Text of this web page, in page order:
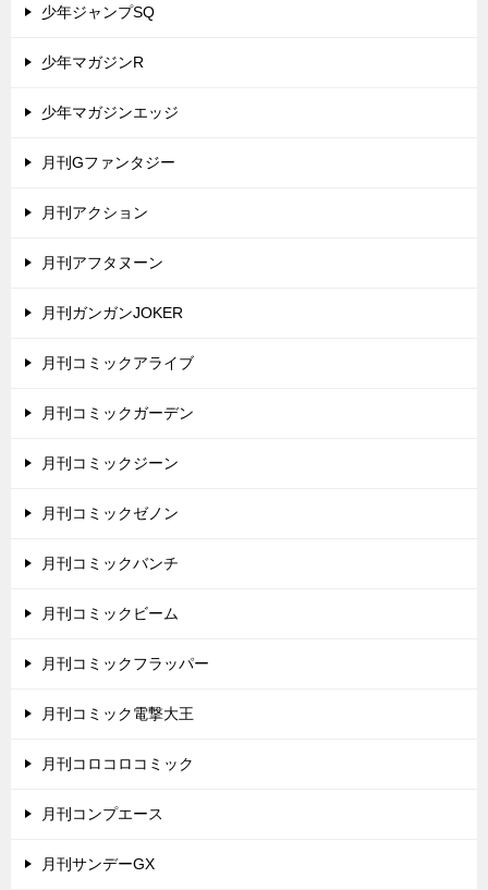
少年ジャンプSQ
少年マガジンR
少年マガジンエッジ
月刊Gファンタジー
月刊アクション
月刊アフタヌーン
月刊ガンガンJOKER
月刊コミックアライブ
月刊コミックガーデン
月刊コミックジーン
月刊コミックゼノン
月刊コミックバンチ
月刊コミックビーム
月刊コミックフラッパー
月刊コミック電撃大王
月刊コロコロコミック
月刊コンプエース
月刊サンデーGX